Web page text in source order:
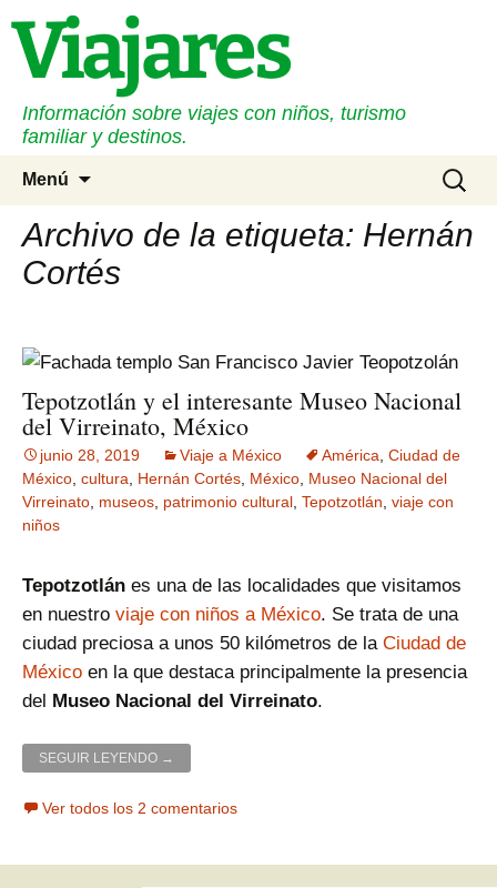
contenido
Viajares
Información sobre viajes con niños, turismo
familiar y destinos.
Menú
Archivo de la etiqueta: Hernán
Cortés
Tepotzotlán y el interesante Museo Nacional
del Virreinato, México
junio 28, 2019 Viaje a México América Ciudad de
México cultura Hernán Cortés México Museo Nacional del
Virreinato museos patrimonio cultural Tepotzotlán viaje con
niños
Tepotzotlán es una de las localidades que visitamos
en nuestro viaje con niños a México. Se trata de una
ciudad preciosa a unos 50 kilómetros de la Ciudad de
México en la que destaca principalmente la presencia
del Museo Nacional del Virreinato.
SEGUIR LEYENDO TEPOTZOTLÁN Y EL INTERESANTE MUSEO
→
Ver todos los 2 comentarios